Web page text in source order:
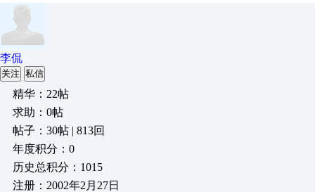
李侃
关注 私信
精华：22帖
求助：0帖
帖子：30帖 | 813回
年度积分：0
历史总积分：1015
注册：2002年2月27日